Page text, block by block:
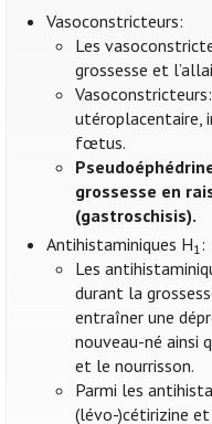
Vasoconstricteurs:
Les
grossesse et
utéroplacentaire,
fœtus.
grossesse en
(gastroschisis).
Antihistaminiques H1:
Les
durant la
entraîner une
nouveau-né ainsi
et le nourrisson.
Parmi les
(lévo-)cétirizine